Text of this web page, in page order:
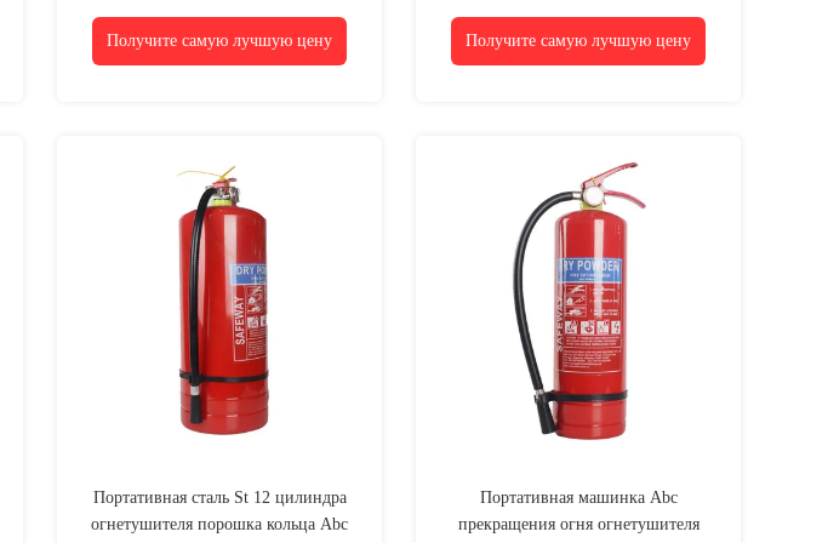
Получите самую лучшую цену
Получите самую лучшую цену
Портативная сталь St 12 цилиндра
огнетушителя порошка кольца Abc
Портативная машинка Abc
прекращения огня огнетушителя